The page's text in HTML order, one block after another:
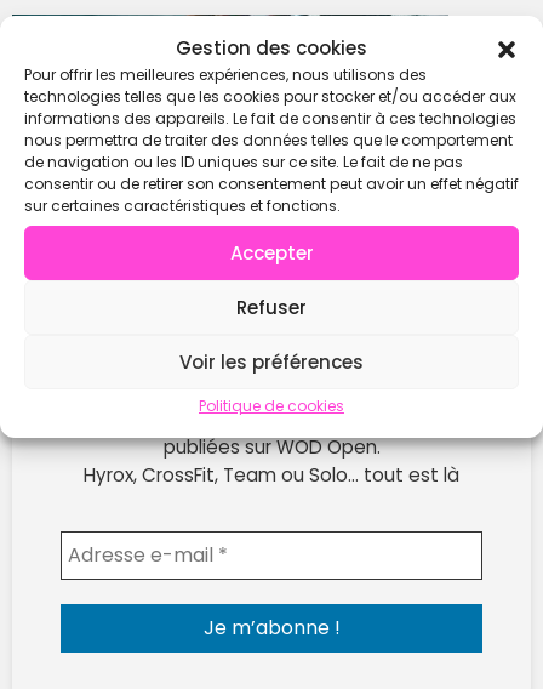
Gestion des cookies
Pour offrir les meilleures expériences, nous utilisons des
technologies telles que les cookies pour stocker et/ou accéder aux
informations des appareils. Le fait de consentir à ces technologies
nous permettra de traiter des données telles que le comportement
de navigation ou les ID uniques sur ce site. Le fait de ne pas
consentir ou de retirer son consentement peut avoir un effet négatif
sur certaines caractéristiques et fonctions.
Accepter
Refuser
Voir les préférences
Politique de cookies
Ne rate plus les prochaines compétitions !
Reçois chaque semaine les nouvelles compètes
publiées sur WOD Open.
Hyrox, CrossFit, Team ou Solo… tout est là